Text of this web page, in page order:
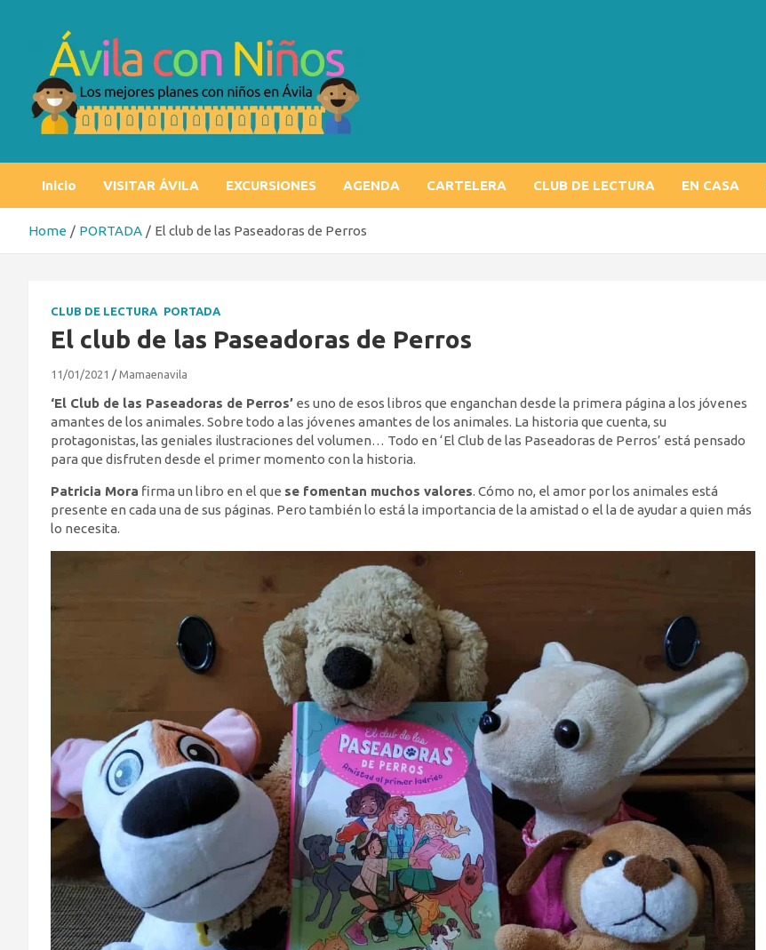
Inicio VISITAR ÁVILA EXCURSIONES AGENDA CARTELERA CLUB DE LECTURA EN CASA
Home PORTADA El club de las Paseadoras de Perros
CLUB DE LECTURA PORTADA
El club de las Paseadoras de Perros
11/01/2021 Mamaenavila
‘El Club de las Paseadoras de Perros’ es uno de esos libros que enganchan desde la primera página a los jóvenes
amantes de los animales. Sobre todo a las jóvenes amantes de los animales. La historia que cuenta, su
protagonistas, las geniales ilustraciones del volumen… Todo en ‘El Club de las Paseadoras de Perros’ está pensado
para que disfruten desde el primer momento con la historia.
Patricia Mora firma un libro en el que se fomentan muchos valores. Cómo no, el amor por los animales está
presente en cada una de sus páginas. Pero también lo está la importancia de la amistad o el la de ayudar a quien más
lo necesita.